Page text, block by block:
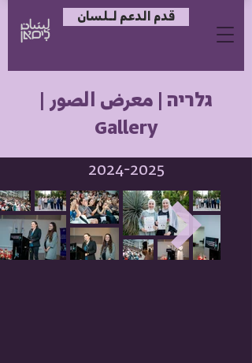
قدم الدعم لـلسان
גלריה | معرض الصور |
Gallery
2024-2025